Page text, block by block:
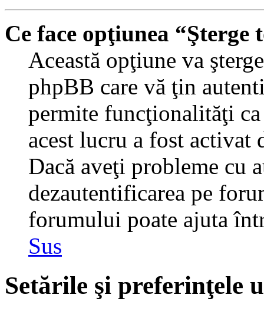
Ce face opţiunea
Această opţiune va
phpBB care vă ţin
permite funcţionalităţi
acest lucru a fost
Dacă aveţi probleme cu
dezautentificarea pe
forumului poate ajuta
Sus
Setările şi preferinţele